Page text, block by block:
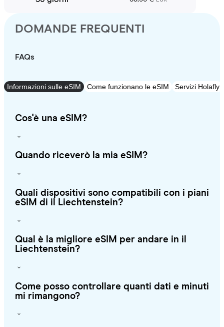
DOMANDE FREQUENTI
FAQs
Informazioni sulle eSIM Come funzionano le eSIM Servizi Holafly
Cos'è una eSIM?
Quando riceverò la mia eSIM?
Quali dispositivi sono compatibili con i piani
eSIM di il Liechtenstein?
Qual è la migliore eSIM per andare in il
Liechtenstein?
Come posso controllare quanti dati e minuti
mi rimangono?